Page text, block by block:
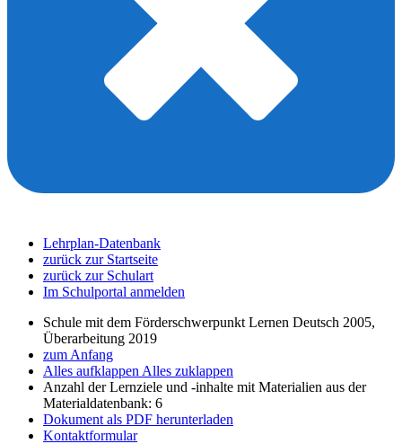
Lehrplan-Datenbank
zurück zur Startseite
zurück zur Schulart
Im Schulportal anmelden
Schule mit dem Förderschwerpunkt Lernen Deutsch 2005,
Überarbeitung 2019
zum Anfang
Alles aufklappen Alles zuklappen
Anzahl der Lernziele und -inhalte mit Materialien aus der
Materialdatenbank: 6
Dokument als PDF herunterladen
Kontaktformular